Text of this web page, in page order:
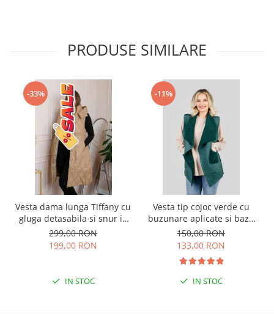
PRODUSE SIMILARE
-33%
Vesta dama lunga Tiffany cu
gluga detasabila si snur in
talie - Bej
299,00 RON
199,00 RON
IN STOC
-11%
Vesta tip cojoc verde cu
buzunare aplicate si baza
in colturi
150,00 RON
133,00 RON
IN STOC